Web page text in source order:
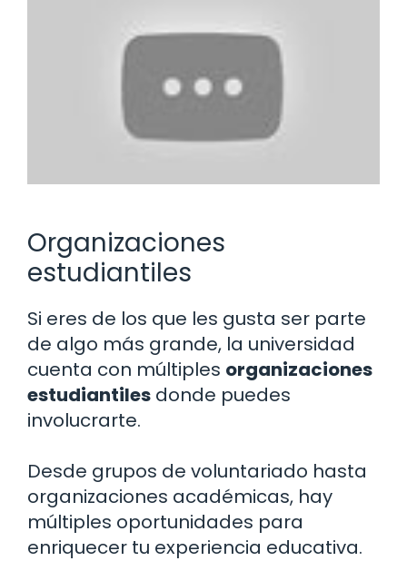
Organizaciones
estudiantiles
Si eres de los que les gusta ser parte
de algo más grande, la universidad
cuenta con múltiples organizaciones
estudiantiles donde puedes
involucrarte.
Desde grupos de voluntariado hasta
organizaciones académicas, hay
múltiples oportunidades para
enriquecer tu experiencia educativa.